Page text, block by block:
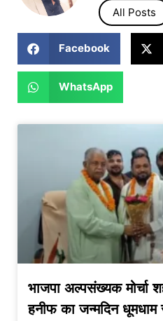
All Posts
Facebook
WhatsApp
भाजपा अल्पसंख्यक मोर्चा
हनीफ का जन्मदिन धूमधाम